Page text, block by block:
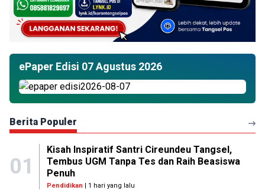
ePaper Edisi 07 Agustus 2026
Berita Populer
01
Kisah Inspiratif Santri Cireundeu Tangsel,
Tembus UGM Tanpa Tes dan Raih Beasiswa
Penuh
Pendidikan | 1 hari yang lalu